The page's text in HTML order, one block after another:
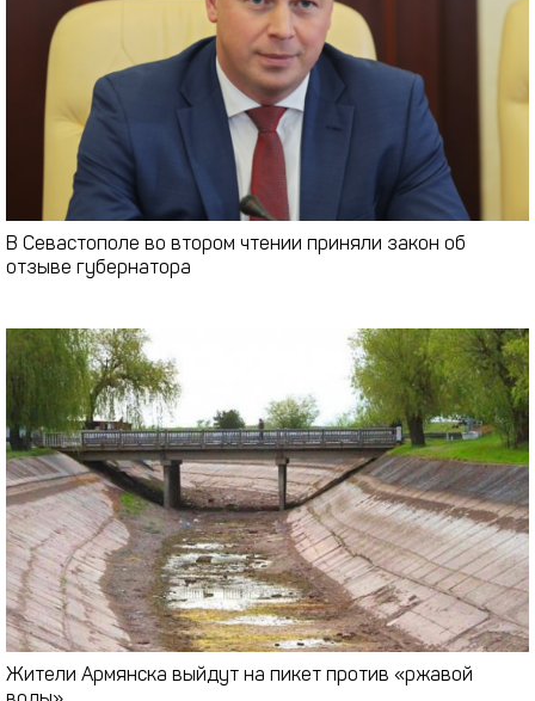
В Севастополе во втором чтении приняли закон об
отзыве губернатора
Жители Армянска выйдут на пикет против «ржавой